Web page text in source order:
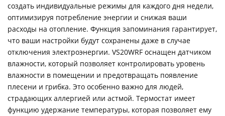
создать индивидуальные режимы для каждого дня недели,
оптимизируя потребление энергии и снижая ваши
расходы на отопление. Функция запоминания гарантирует,
что ваши настройки будут сохранены даже в случае
отключения электроэнергии. VS20WRF оснащен датчиком
влажности, который позволяет контролировать уровень
влажности в помещении и предотвращать появление
плесени и грибка. Это особенно важно для людей,
страдающих аллергией или астмой. Термостат имеет
функцию удержание температуры, которая позволяет ему